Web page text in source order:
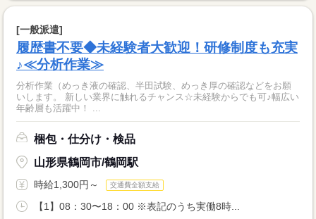
[一般派遣]
履歴書不要◆未経験者大歓迎！研修制度も充実
♪≪分析作業≫
分析作業（めっき液の確認、半田試験、めっき厚の確認などをお願
いします。 新しい業界に触れるチャンス☆未経験からでも可♪幅広い
年齢層も活躍中！ ...
梱包・仕分け・検品
山形県鶴岡市/鶴岡駅
時給1,300円～ 交通費全額支給
【1】08：30〜18：00 ※表記のうち実働8時...